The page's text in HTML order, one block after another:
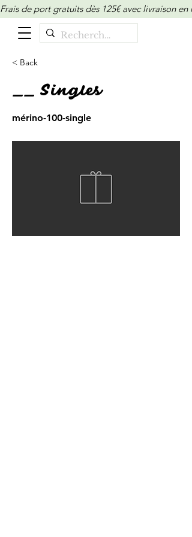
Frais de port gratuits dès 125€ avec livraison
< Back
__ Singles
mérino-100-single